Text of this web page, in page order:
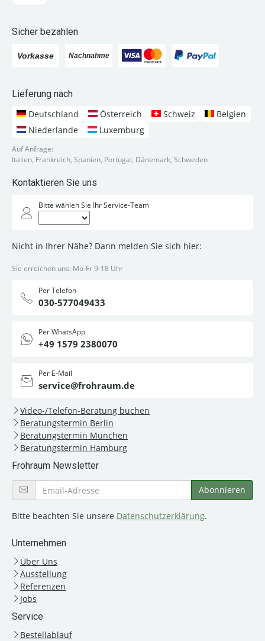
Sicher bezahlen
Lieferung nach
Deutschland
Österreich Schweiz
Belgien
Niederlande
Luxemburg
Auf Anfrage:
Italien, Frankreich, Spanien, Portugal, Dänemark, Schweden
Kontaktieren Sie uns
Bitte wählen Sie Ihr Service-Team
Nicht in Ihrer Nähe? Dann melden Sie sich hier:
Sie erreichen uns: Mo-Fr 9-18 Uhr
Per Telefon
030-577049433
Per WhatsApp
+49 1579 2380070
Per E-Mail
service@frohraum.de
Video-/Telefon-Beratung buchen
Beratungstermin Berlin
Beratungstermin München
Beratungstermin Hamburg
Frohraum Newsletter
Bitte beachten Sie unsere Datenschutzerklärung.
Unternehmen
Über Uns
Ausstellung
Referenzen
Jobs
Service
Bestellablauf